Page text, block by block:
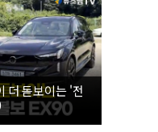
더 돋보이는 '전